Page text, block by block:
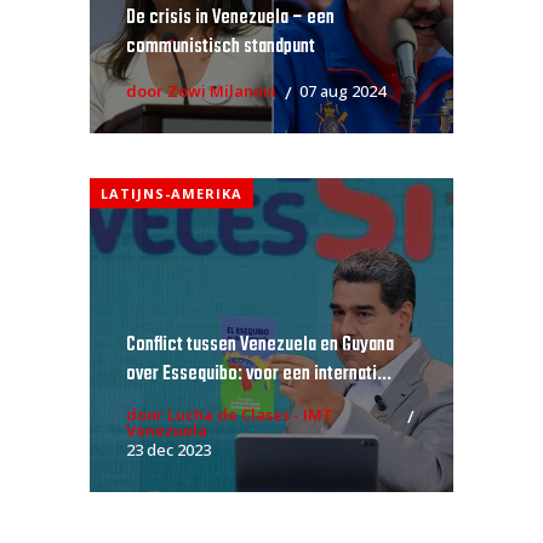
De crisis in Venezuela – een
communistisch standpunt
door Zowi Milanovi 07 aug 2024
LATIJNS-AMERIKA
Conflict tussen Venezuela en Guyana
over Essequibo: voor een internati...
door Lucha de Clases - IMT
Venezuela
23 dec 2023